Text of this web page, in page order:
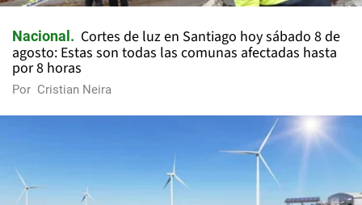
Nacional
Cortes de luz en Santiago hoy sábado 8 de
agosto: Estas son todas las comunas afectadas hasta
por 8 horas
Por Cristian Neira